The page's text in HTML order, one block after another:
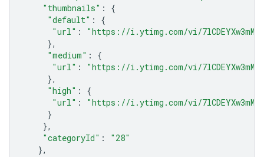
"thumbnails" :
{
"default" :
{
"url" :
"https://i.ytimg.com/vi/
},
"medium" :
{
"url" :
"https://i.ytimg.com/vi/
},
"high" :
{
"url" :
"https://i.ytimg.com/vi/
}
},
"categoryId" :
"28"
},